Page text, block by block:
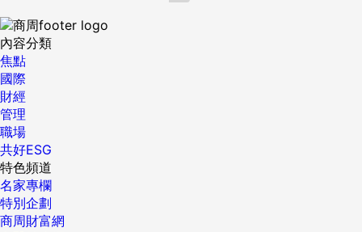
內容分類
焦點
國際
財經
管理
職場
共好ESG
特色頻道
名家專欄
特別企劃
商周財富網